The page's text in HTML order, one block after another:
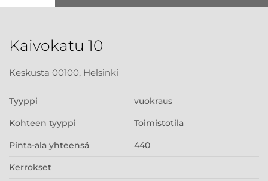
Kaivokatu 10
Keskusta 00100, Helsinki
Tyyppi vuokraus
Kohteen tyyppi Toimistotila
Pinta-ala yhteensä 440
Kerrokset